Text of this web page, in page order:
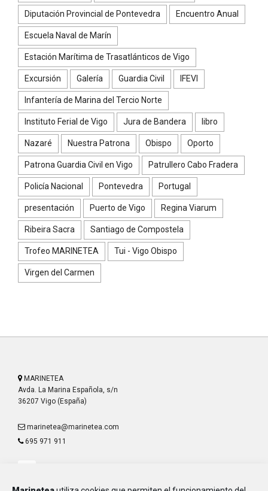
Diputación Provincial de Pontevedra Encuentro Anual
Escuela Naval de Marín
Estación Marítima de Trasatlánticos de Vigo
Excursión Galería Guardia Civil IFEVI
Infantería de Marina del Tercio Norte
Instituto Ferial de Vigo Jura de Bandera libro
Nazaré Nuestra Patrona Obispo Oporto
Patrona Guardia Civil en Vigo Patrullero Cabo Fradera
Policía Nacional Pontevedra Portugal
presentación Puerto de Vigo Regina Viarum
Ribeira Sacra Santiago de Compostela
Trofeo MARINETEA Tui - Vigo Obispo
Virgen del Carmen
MARINETEA
Avda. La Marina Española, s/n
36207 Vigo (España)
marinetea@marinetea.com
695 971 911